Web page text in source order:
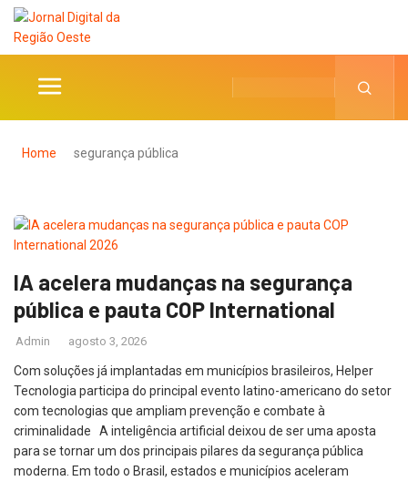
Home segurança pública
IA acelera mudanças na segurança
pública e pauta COP International
Admin agosto 3, 2026
Com soluções já implantadas em municípios brasileiros, Helper
Tecnologia participa do principal evento latino-americano do setor
com tecnologias que ampliam prevenção e combate à
criminalidade A inteligência artificial deixou de ser uma aposta
para se tornar um dos principais pilares da segurança pública
moderna. Em todo o Brasil, estados e municípios aceleram